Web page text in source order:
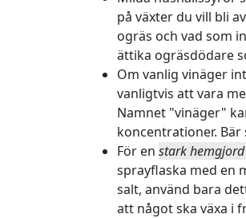
på växter du vill bli
ogräs och vad som
ättika ogräsdödare
Om vanlig vinäger
vanligtvis att vara
Namnet "vinäger"
koncentrationer.
För en stark
sprayflaska med en
salt, använd bara
att något ska växa i